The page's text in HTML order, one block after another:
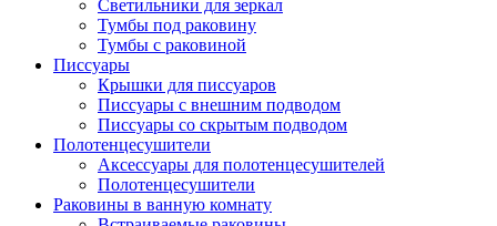
Светильники для зеркал
Тумбы под раковину
Тумбы с раковиной
Писсуары
Крышки для писсуаров
Писсуары с внешним подводом
Писсуары со скрытым подводом
Полотенцесушители
Аксессуары для полотенцесушителей
Полотенцесушители
Раковины в ванную комнату